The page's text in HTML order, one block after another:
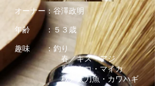
オーナー：谷澤政明
年齢 ：５３歳
趣味 ：釣り
春／キス・アジ
夏／タコ・マイカ
秋／太刀魚・カワハギ